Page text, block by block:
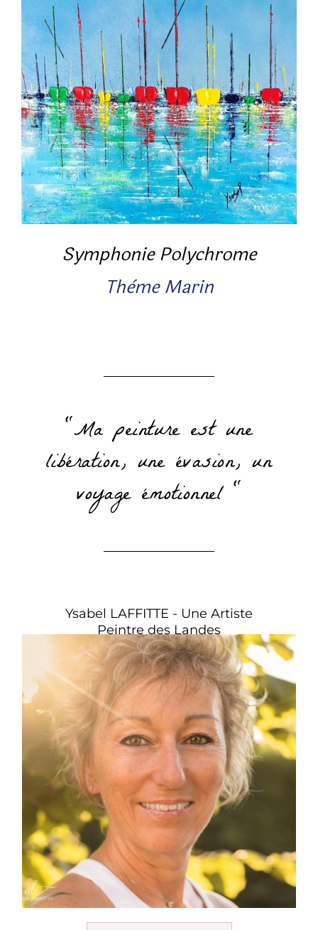
Symphonie Polychrome
Thème Marin
"Ma peinture est une
libération, une évasion, un
voyage émotionnel "
Ysabel LAFFITTE - Une Artiste
Peintre des Landes